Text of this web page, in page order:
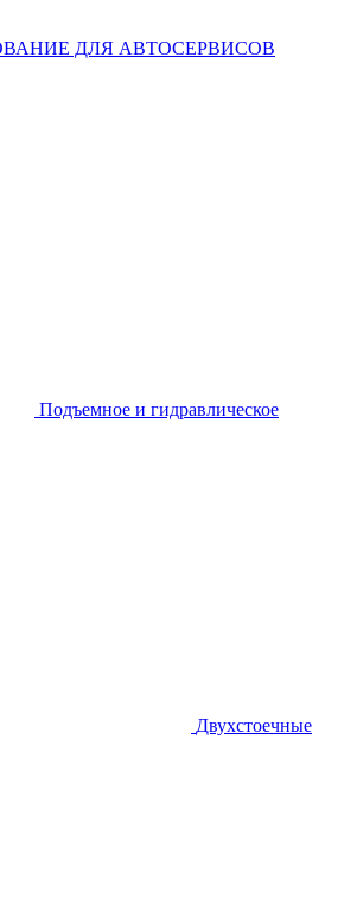
ДЛЯ АВТОСЕРВИСОВ
Подъемное и гидравлическое
Двухстоечные